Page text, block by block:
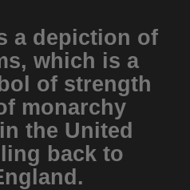
a depiction of
which is a
of strength
monarchy
the United
back to